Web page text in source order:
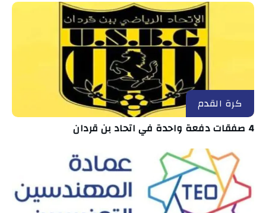
كرة القدم
4 صفقات دفعة واحدة في اتحاد بن قردان